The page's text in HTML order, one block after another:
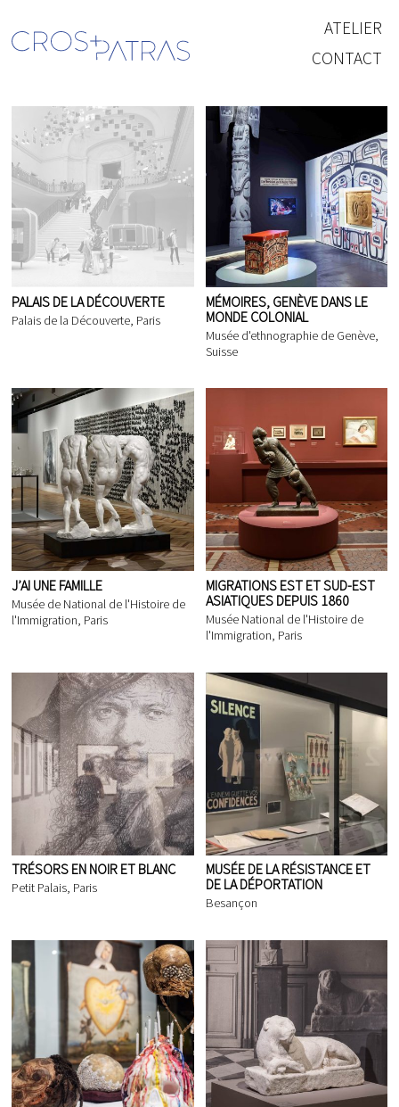
CONTACT
ATELIER
PALAIS DE LA DÉCOUVERTE
Palais de la Découverte, Paris
MÉMOIRES, GENÈVE DANS LE
MONDE COLONIAL
Musée d'ethnographie de Genève,
Suisse
J’AI UNE FAMILLE
Musée de National de l'Histoire de
l'Immigration, Paris
MIGRATIONS EST ET SUD-EST
ASIATIQUES DEPUIS 1860
Musée National de l'Histoire de
l'Immigration, Paris
TRÉSORS EN NOIR ET BLANC
Petit Palais, Paris
MUSÉE DE LA RÉSISTANCE ET
DE LA DÉPORTATION
Besançon